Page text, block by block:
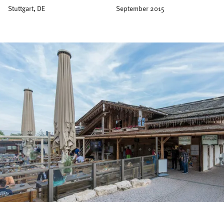
Stuttgart, DE
September 2015